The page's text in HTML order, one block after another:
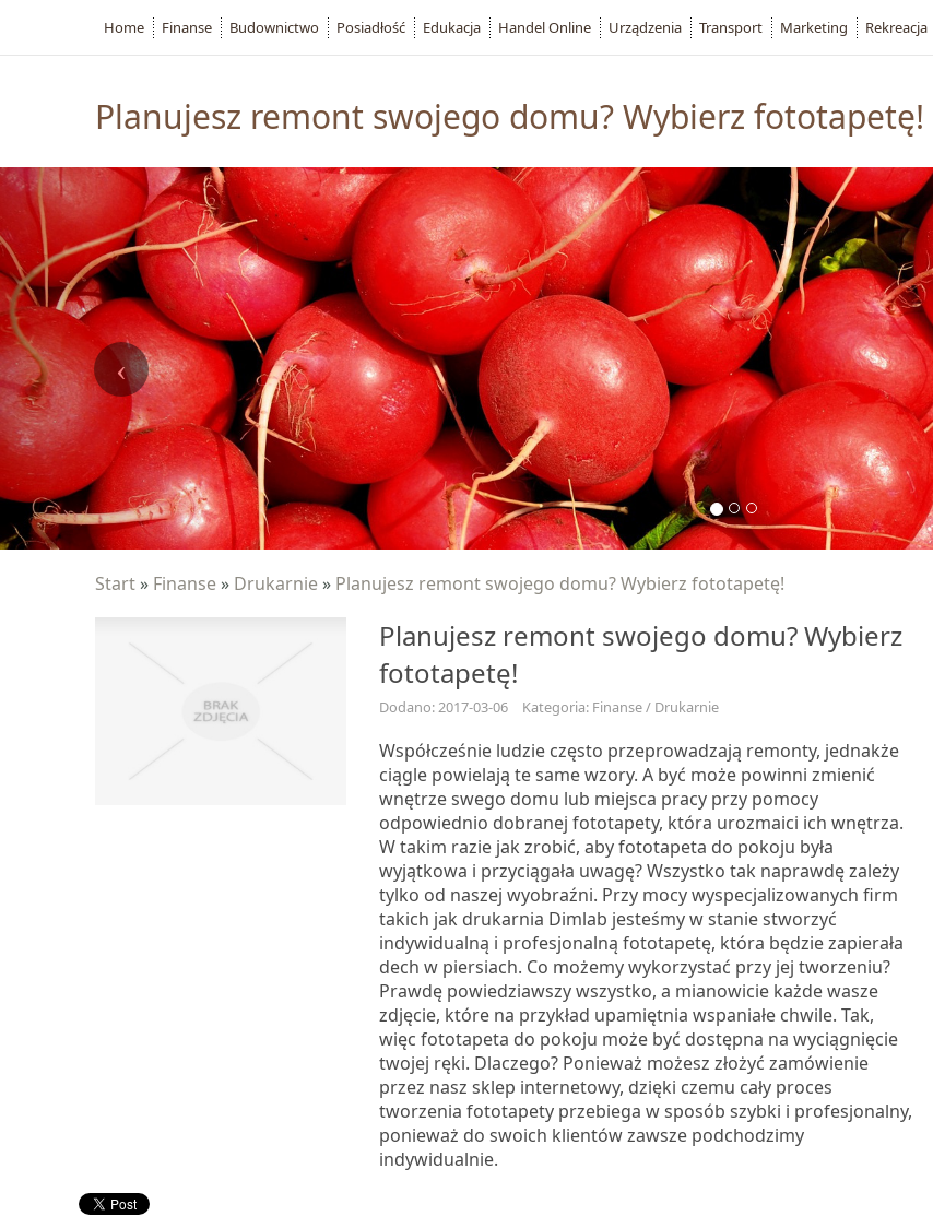
Planujesz remont swojego domu? Wybierz fototapetę!
Start » Finanse » Drukarnie » Planujesz remont swojego domu? Wybierz fototapetę!
Planujesz remont swojego domu? Wybierz
fototapetę!
Dodano: 2017-03-06 Kategoria: Finanse / Drukarnie
Współcześnie ludzie często przeprowadzają remonty, jednakże
ciągle powielają te same wzory. A być może powinni zmienić
wnętrze swego domu lub miejsca pracy przy pomocy
odpowiednio dobranej fototapety, która urozmaici ich wnętrza.
W takim razie jak zrobić, aby fototapeta do pokoju była
wyjątkowa i przyciągała uwagę? Wszystko tak naprawdę zależy
tylko od naszej wyobraźni. Przy mocy wyspecjalizowanych firm
takich jak drukarnia Dimlab jesteśmy w stanie stworzyć
indywidualną i profesjonalną fototapetę, która będzie zapierała
dech w piersiach. Co możemy wykorzystać przy jej tworzeniu?
Prawdę powiedziawszy wszystko, a mianowicie każde wasze
zdjęcie, które na przykład upamiętnia wspaniałe chwile. Tak,
więc fototapeta do pokoju może być dostępna na wyciągnięcie
twojej ręki. Dlaczego? Ponieważ możesz złożyć zamówienie
przez nasz sklep internetowy, dzięki czemu cały proces
tworzenia fototapety przebiega w sposób szybki i profesjonalny,
ponieważ do swoich klientów zawsze podchodzimy
indywidualnie.
Home Finanse Budownictwo Posiadłość Edukacja Handel Online Urządzenia Transport Marketing Rekreacja